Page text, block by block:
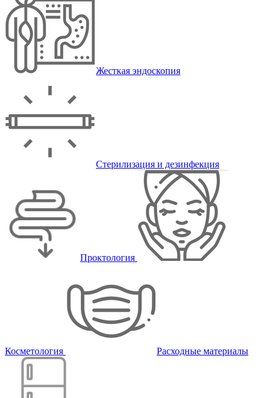
Жесткая эндоскопия
Стерилизация и дезинфекция
Проктология
Косметология Расходные материалы